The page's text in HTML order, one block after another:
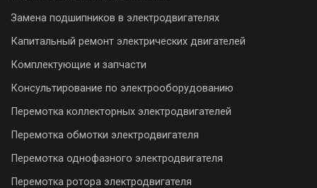
Замена подшипников в электродвигателях
Капитальный ремонт электрических двигателей
Комплектующие и запчасти
Консультирование по электрооборудованию
Перемотка коллекторных электродвигателей
Перемотка обмотки электродвигателя
Перемотка однофазного электродвигателя
Перемотка ротора электродвигателя